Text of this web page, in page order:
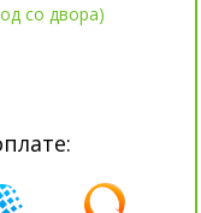
со двора)